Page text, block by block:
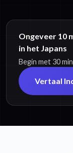
Ongeveer 10
in het Japans
Begin met 30
Vertaal